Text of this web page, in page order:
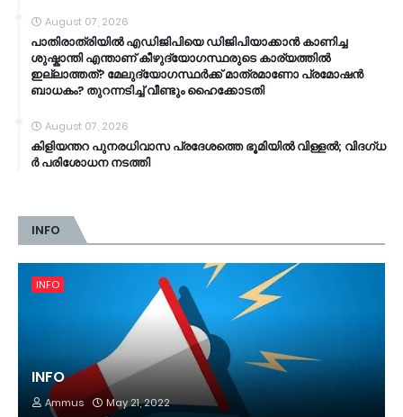
August 07, 2026
പാതിരാത്രിയിൽ എഡിജിപിയെ ഡിജിപിയാക്കാൻ കാണിച്ച
ശുഷ്കാന്തി എന്താണ് കീഴുദ്യോഗസ്ഥരുടെ കാര്യത്തിൽ
ഇല്ലാത്തത്? മേലുദ്യോഗസ്ഥർക്ക് മാത്രമാണോ പ്രമോഷൻ
ബാധകം? തുറന്നടിച്ച് വീണ്ടും ഹൈക്കോടതി
August 07, 2026
കി​ളി​യ​ന്ത​റ പു​ന​ര​ധി​വാ​സ പ്രദേശത്തെ ഭൂ​മി​യി​ൽ വി​ള്ള​ൽ; വി​ദ​ഗ്ധ​
ർ പ​രി​ശോ​ധ​ന ന​ട​ത്തി
INFO
INFO
INFO
Ammus May 21, 2022